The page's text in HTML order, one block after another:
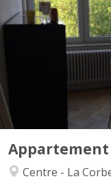
Appartement
Centre - La
Super appartement 2
proximité de la Gare
ascenseur.
cuisine
pour une